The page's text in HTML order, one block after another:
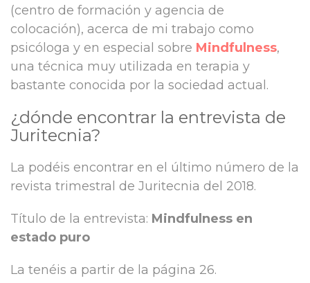
(centro de formación y agencia de
colocación), acerca de mi trabajo como
psicóloga y en especial sobre Mindfulness,
una técnica muy utilizada en terapia y
bastante conocida por la sociedad actual.
¿dónde encontrar la entrevista de
Juritecnia?
La podéis encontrar en el último número de la
revista trimestral de Juritecnia del 2018.
Título de la entrevista: Mindfulness en
estado puro
La tenéis a partir de la página 26.